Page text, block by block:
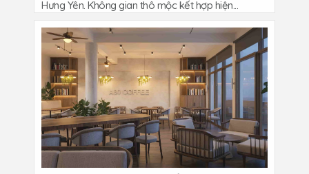
Hưng Yên. Không gian thô mộc kết hợp hiện...